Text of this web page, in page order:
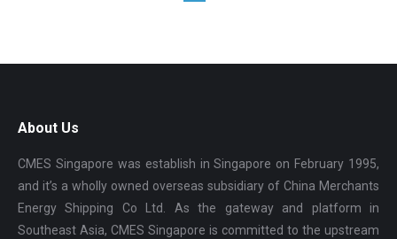
About Us
CMES Singapore was establish in Singapore on February 1995,
and it’s a wholly owned overseas subsidiary of China Merchants
Energy Shipping Co Ltd. As the gateway and platform in
Southeast Asia, CMES Singapore is committed to the upstream